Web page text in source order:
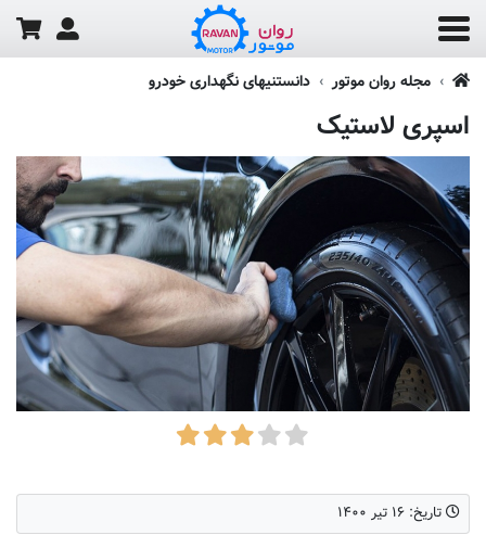
مجله روان موتور دانستنیهای نگهداری خودرو
اسپری لاستیک
تاریخ: ۱۶ تیر ۱۴۰۰